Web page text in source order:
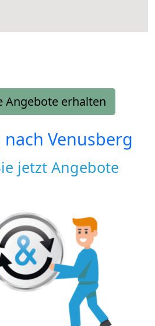
Angebote erhalten
Venusberg
jetzt Angebote